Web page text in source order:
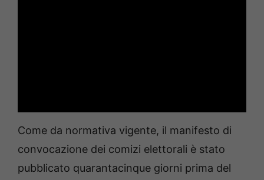
Come da normativa vigente, il manifesto di
convocazione dei comizi elettorali è stato
pubblicato quarantacinque giorni prima del